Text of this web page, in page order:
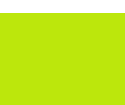
ประชาชนตระหนักถึงคุณค่าแ